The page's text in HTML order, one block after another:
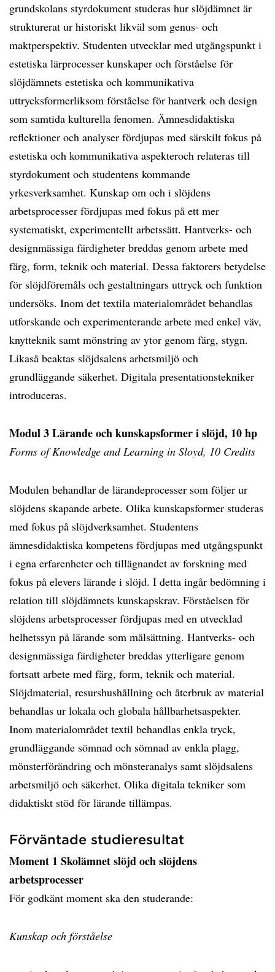
grundskolans styrdokument studeras hur slöjdämnet är
strukturerat ur historiskt likväl som genus- och
maktperspektiv. Studenten utvecklar med utgångspunkt i
estetiska lärprocesser kunskaper och förståelse för
slöjdämnets estetiska och kommunikativa
uttrycksformerliksom förståelse för hantverk och design
som samtida kulturella fenomen. Ämnesdidaktiska
reflektioner och analyser fördjupas med särskilt fokus på
estetiska och kommunikativa aspekteroch relateras till
styrdokument och studentens kommande
yrkesverksamhet. Kunskap om och i slöjdens
arbetsprocesser fördjupas med fokus på ett mer
systematiskt, experimentellt arbetssätt. Hantverks- och
designmässiga färdigheter breddas genom arbete med
färg, form, teknik och material. Dessa faktorers betydelse
för slöjdföremåls och gestaltningars uttryck och funktion
undersöks. Inom det textila materialområdet behandlas
utforskande och experimenterande arbete med enkel väv,
knytteknik samt mönstring av ytor genom färg, stygn.
Likaså beaktas slöjdsalens arbetsmiljö och
grundläggande säkerhet. Digitala presentationstekniker
introduceras.
Modul 3 Lärande och kunskapsformer i slöjd, 10 hp
Forms of Knowledge and Learning in Sloyd, 10 Credits
Modulen behandlar de lärandeprocesser som följer ur
slöjdens skapande arbete. Olika kunskapsformer studeras
med fokus på slöjdverksamhet. Studentens
ämnesdidaktiska kompetens fördjupas med utgångspunkt
i egna erfarenheter och tillägnandet av forskning med
fokus på elevers lärande i slöjd. I detta ingår bedömning i
relation till slöjdämnets kunskapskrav. Förståelsen för
slöjdens arbetsprocesser fördjupas med en utvecklad
helhetssyn på lärande som målsättning. Hantverks- och
designmässiga färdigheter breddas ytterligare genom
fortsatt arbete med färg, form, teknik och material.
Slöjdmaterial, resurshushållning och återbruk av material
behandlas ur lokala och globala hållbarhetsaspekter.
Inom materialområdet textil behandlas enkla tryck,
grundläggande sömnad och sömnad av enkla plagg,
mönsterförändring och mönsteranalys samt slöjdsalens
arbetsmiljö och säkerhet. Olika digitala tekniker som
didaktiskt stöd för lärande tillämpas.
Förväntade studieresultat
Moment 1 Skolämnet slöjd och slöjdens
arbetsprocesser
För godkänt moment ska den studerande:
Kunskap och förståelse